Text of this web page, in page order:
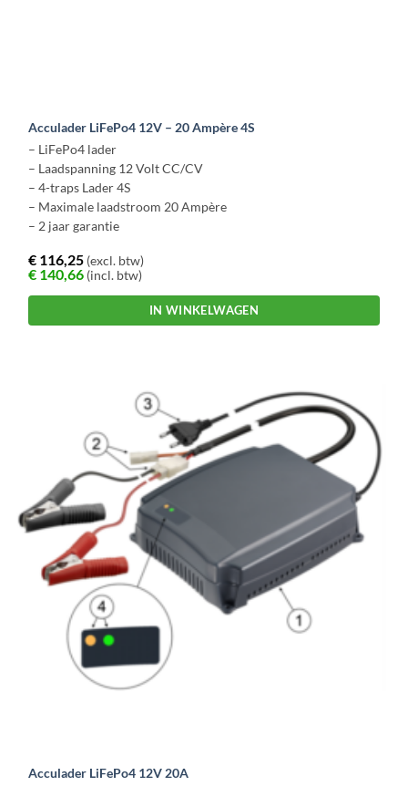
Acculader LiFePo4 12V – 20 Ampère 4S
– LiFePo4 lader
– Laadspanning 12 Volt CC/CV
– 4-traps Lader 4S
– Maximale laadstroom 20 Ampère
– 2 jaar garantie
€ 116,25 (excl. btw)
€ 140,66 (incl. btw)
IN WINKELWAGEN
gekozen
worden
op
productpagina
Acculader LiFePo4 12V 20A